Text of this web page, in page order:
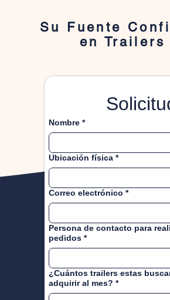
Su Fuente
en Trailers
Nombre *
Ubicación física *
Correo electrónico *
Persona de contacto para
pedidos *
¿Cuántos trailers estas
adquirir al mes? *